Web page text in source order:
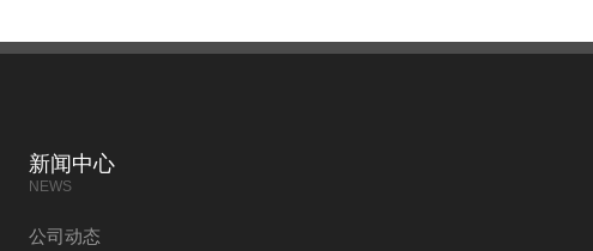
新闻中心
NEWS
公司动态